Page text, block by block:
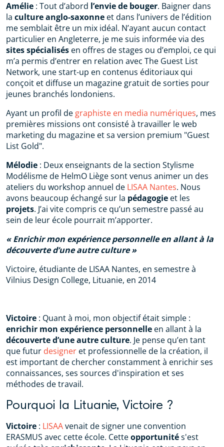
Amélie : Tout d’abord l’envie de bouger. Baigner dans
la culture anglo-saxonne et dans l’univers de l’édition
me semblait être un mix idéal. N’ayant aucun contact
particulier en Angleterre, je me suis informée via des
sites spécialisés en offres de stages ou d’emploi, ce qui
m’a permis d’entrer en relation avec The Guest List
Network, une start-up en contenus éditoriaux qui
conçoit et diffuse un magazine gratuit de sorties pour
jeunes branchés londoniens.
Ayant un profil de graphiste en media numériques, mes
premières missions ont consisté à travailler le web
marketing du magazine et sa version premium "Guest
List Gold".
Mélodie : Deux enseignants de la section Stylisme
Modélisme de HelmO Liège sont venus animer un des
ateliers du workshop annuel de LISAA Nantes. Nous
avons beaucoup échangé sur la pédagogie et les
projets. J’ai vite compris ce qu’un semestre passé au
sein de leur école pourrait m’apporter.
Enrichir mon expérience personnelle en allant à la
découverte d’une autre culture
Victoire, étudiante de LISAA Nantes, en semestre à
Vilnius Design College, Lituanie, en 2014
Victoire : Quant à moi, mon objectif était simple :
enrichir mon expérience personnelle en allant à la
découverte d’une autre culture. Je pense qu’en tant
que futur designer et professionnelle de la création, il
est important de chercher constamment à enrichir ses
connaissances, ses sources d'inspiration et ses
méthodes de travail.
Pourquoi la Lituanie, Victoire ?
Victoire : LISAAvenait de signer une convention
ERASMUS avec cette école. Cetteopportunités'est